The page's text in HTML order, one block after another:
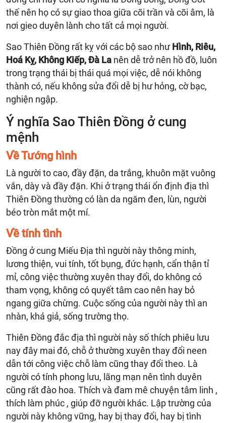
thế nên họ có sự giao thoa giữa cõi trần và cõi âm, là
nơi gieo duyên lành cho tất cả mọi người.
Sao Thiên Đồng rất kỵ với các bộ sao nhưHình, Riêu,
Hoá Kỵ, Không Kiếp, Đà La nên dễ trở nên hồ đồ, luôn
trong trạng thái bị thái quá mọi việc, dễ nói không
thành có, nếu không sửa đổi dễ bị hư hỏng, cờ bạc,
nghiện ngập.
Ý nghĩa Sao Thiên Đồng ở cung
mệnh
Về Tướng hình
Là người to cao, đầy đặn, da trắng, khuôn mặt vuông
vắn, dày và đầy đặn. Khi ở trạng thái ổn định địa thì
Thiên Đồng thường có làn da ngăm đen, lùn, người
béo tròn mắt một mí.
Về tính tình
Đồng ở cung Miếu Địa thì người này thông minh,
lương thiện, vui tính, tốt bụng, đức hạnh, cẩn thận tỉ
mỉ, công việc thường xuyên thay đổi, do không có
tham vọng, không có quyết tâm cao nên hay bỏ
ngang giữa chừng. Cuộc sống của người này thì an
nhàn, khá giả, sống trường thọ.
Thiên Đồng đắc địa thì người này số thích phiêu lưu
nay đây mai đó, chỗ ở thường xuyên thay đổi neen
dẫn tới công việc chỗ làm cũng thay đổi theo. Là
người có tính phong lưu, lãng mạn nên tình duyên
cũng rất đào hoa. Thích và đam mê chuyện tâm linh ,
thích làm phúc , giúp đỡ người khác. Lập trường của
người này không vững, hay bị thay đổi, hay bị tình